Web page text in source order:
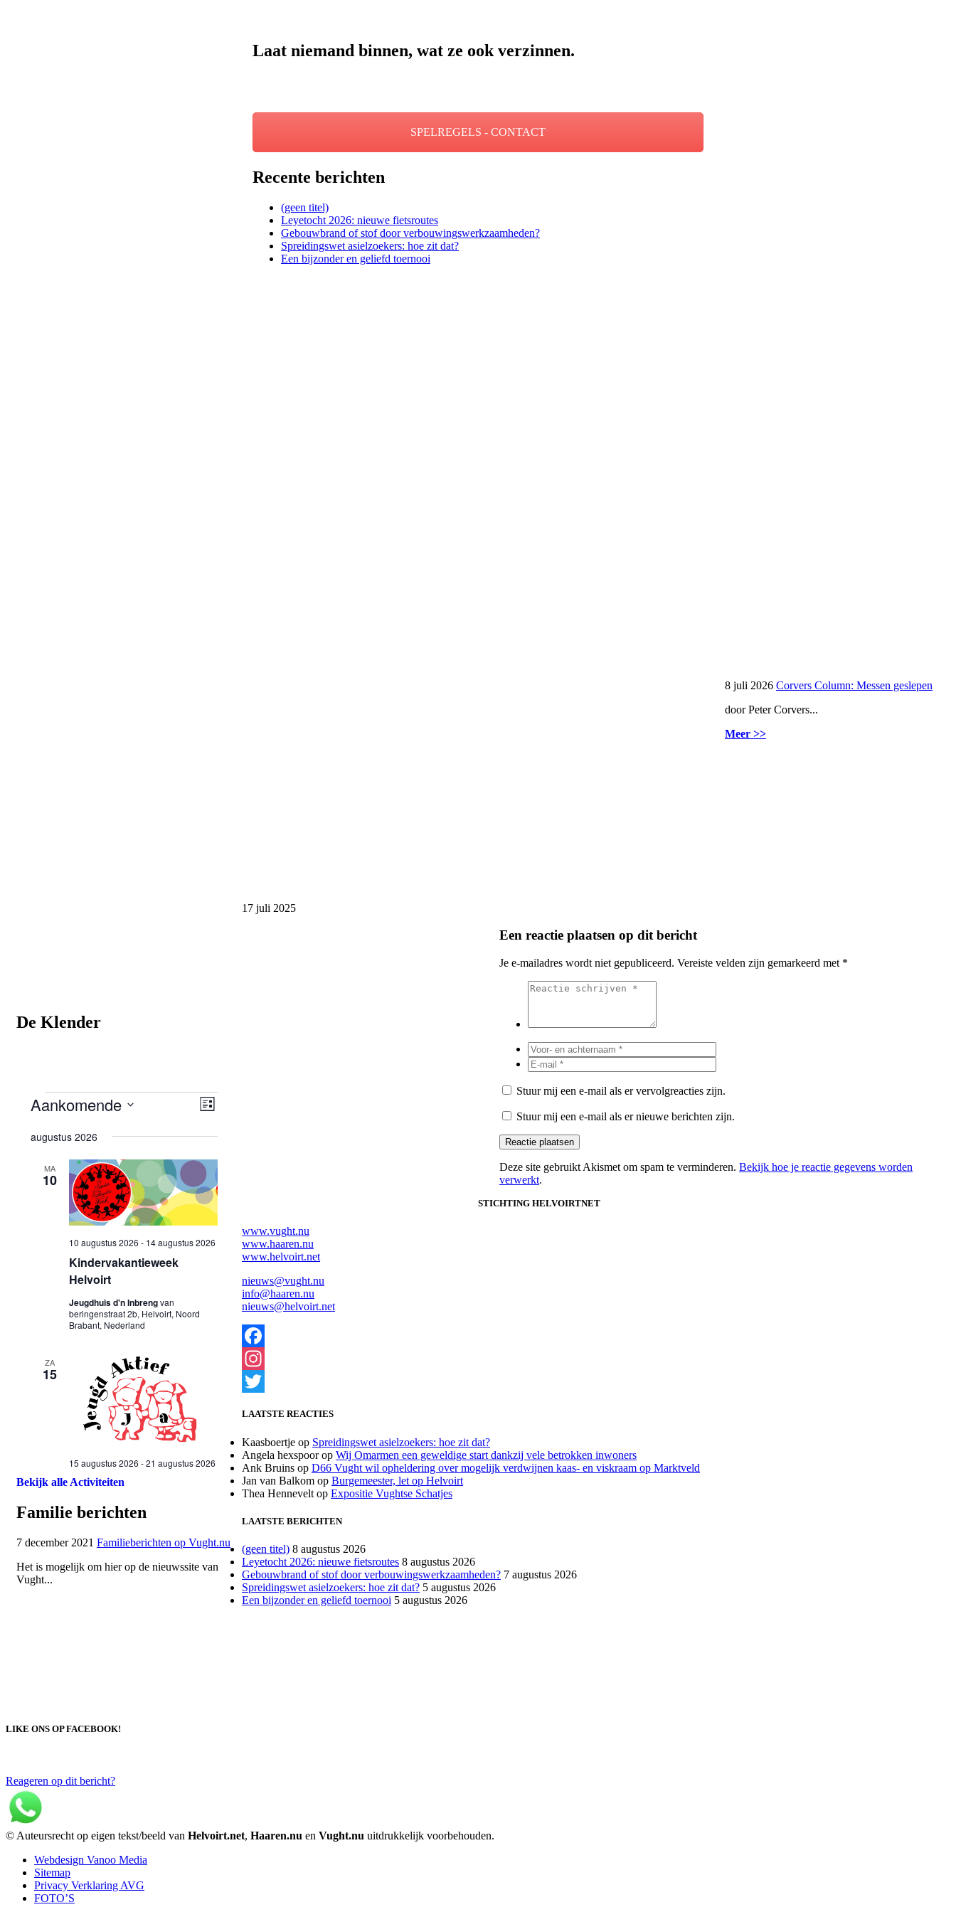
De Klender
Bekijk alle Activiteiten
Familie berichten
7 december 2021 Familieberichten op Vught.nu
Het is mogelijk om hier op de nieuwssite van
Vught...
Laat niemand binnen, wat ze ook verzinnen.
SPELREGELS - CONTACT
Recente berichten
(geen titel)
Leyetocht 2026: nieuwe fietsroutes
Gebouwbrand of stof door verbouwingswerkzaamheden?
Spreidingswet asielzoekers: hoe zit dat?
Een bijzonder en geliefd toernooi
8 juli 2026 Corvers Column: Messen geslepen
door Peter Corvers...
Meer >>
17 juli 2025
Een reactie plaatsen op dit bericht
Je e-mailadres wordt niet gepubliceerd. Vereiste velden zijn gemarkeerd met *
Stuur mij een e-mail als er vervolgreacties zijn.
Stuur mij een e-mail als er nieuwe berichten zijn.
Deze site gebruikt Akismet om spam te verminderen. Bekijk hoe je reactie gegevens worden
verwerkt.
STICHTING HELVOIRTNET
www.vught.nu
www.haaren.nu
www.helvoirt.net
nieuws@vught.nu
info@haaren.nu
nieuws@helvoirt.net
Facebook
Instagram
LAATSTE REACTIES
Kaasboertje op Spreidingswet asielzoekers: hoe zit dat?
Angela hexspoorop Wij Omarmen een geweldige start dankzij vele betrokken inwoners
Ank Bruins op D66 Vught wil opheldering over mogelijk verdwijnen kaas- en viskraam op Marktveld
Jan van Balkom op Burgemeester, let op Helvoirt
Thea Hennevelt op Expositie Vughtse Schatjes
LAATSTE BERICHTEN
(geen titel) 8 augustus 2026
Leyetocht 2026: nieuwe fietsroutes 8 augustus 2026
Gebouwbrand of stof door verbouwingswerkzaamheden? 7 augustus 2026
Spreidingswet asielzoekers: hoe zit dat? 5 augustus 2026
Een bijzonder en geliefd toernooi 5 augustus 2026
LIKE ONS OP FACEBOOK!
Reageren op dit bericht?
© Auteursrecht op eigen tekst/beeld van Helvoirt.net, Haaren.nu en Vught.nu uitdrukkelijk voorbehouden.
Webdesign Vanoo Media
Sitemap
Privacy Verklaring AVG
FOTO’S